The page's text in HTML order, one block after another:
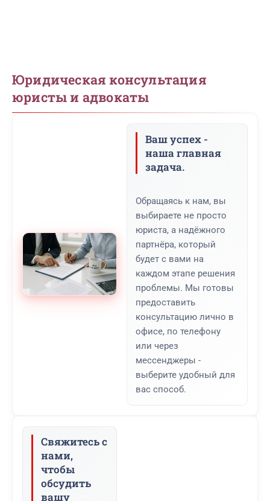
Юридическая консультация
юристы и адвокаты
Ваш успех -
наша главная
задача.
Обращаясь к нам, вы
выбираете не просто
юриста, а надёжного
партнёра, который
будет с вами на
каждом этапе решения
проблемы. Мы готовы
предоставить
консультацию лично в
офисе, по телефону
или через
мессенджеры -
выберите удобный для
вас способ.
Свяжитесь с
нами,
чтобы
обсудить
вашу